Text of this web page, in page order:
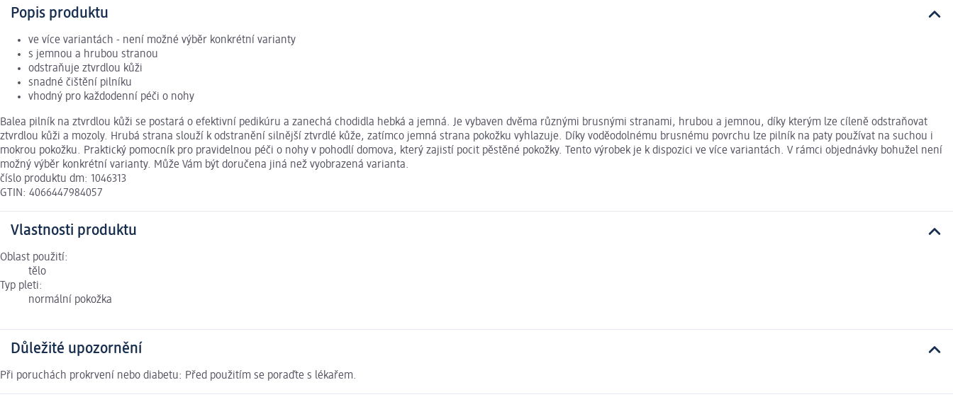
Popis produktu
ve více variantách - není možné výběr konkrétní varianty
s jemnou a hrubou stranou
odstraňuje ztvrdlou kůži
snadné čištění pilníku
vhodný pro každodenní péči o nohy
Balea pilník na ztvrdlou kůži se postará o efektivní pedikúru a zanechá chodidla hebká a jemná. Je vybaven dvěma různými brusnými stranami, hrubou a jemnou, díky kterým lze cíleně odstraňovat
ztvrdlou kůži a mozoly. Hrubá strana slouží k odstranění silnější ztvrdlé kůže, zatímco jemná strana pokožku vyhlazuje. Díky voděodolnému brusnému povrchu lze pilník na paty používat na suchou i
mokrou pokožku. Praktický pomocník pro pravidelnou péči o nohy v pohodlí domova, který zajistí pocit pěstěné pokožky. Tento výrobek je k dispozici ve více variantách. V rámci objednávky bohužel není
možný výběr konkrétní varianty. Může Vám být doručena jiná než vyobrazená varianta.
číslo produktu dm: 1046313
GTIN: 4066447984057
Vlastnosti produktu
Oblast použití:
tělo
Typ pleti:
normální pokožka
Důležité upozornění
Při poruchách prokrvení nebo diabetu: Před použitím se poraďte s lékařem.